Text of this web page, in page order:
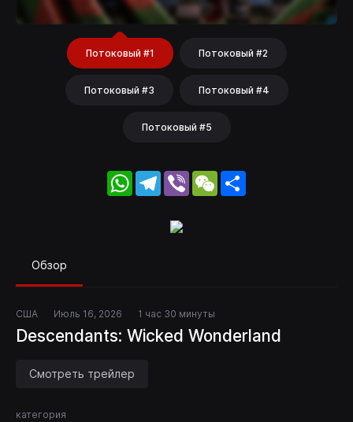
Потоковый #1 Потоковый #2
Потоковый #3 Потоковый #4
Потоковый #5
WhatsApp
Telegram
Viber WeChat
Обзор
США Июль 16, 2026 1 час 30 минуты
Descendants: Wicked Wonderland
Смотреть трейлер
категория